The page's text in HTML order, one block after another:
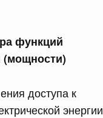
функций
(мощности)
доступа к
энергии